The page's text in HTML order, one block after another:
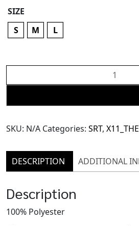
SIZE
S
M L
Velvet
Vest
quantity
SKU: N/A Categories: SRT,
DESCRIPTION ADDITIONAL
Description
100% Polyester